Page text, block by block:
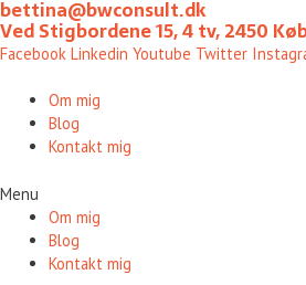
Gå
til
indholdet
bettina@bwconsult.dk
Ved Stigbordene 15, 4 tv, 2450
Facebook Linkedin Youtube Twitter
Om mig
Blog
Kontakt mig
Menu
Om mig
Blog
Kontakt mig